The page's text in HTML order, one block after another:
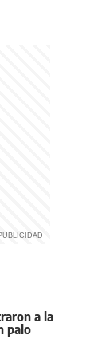
a la
palo